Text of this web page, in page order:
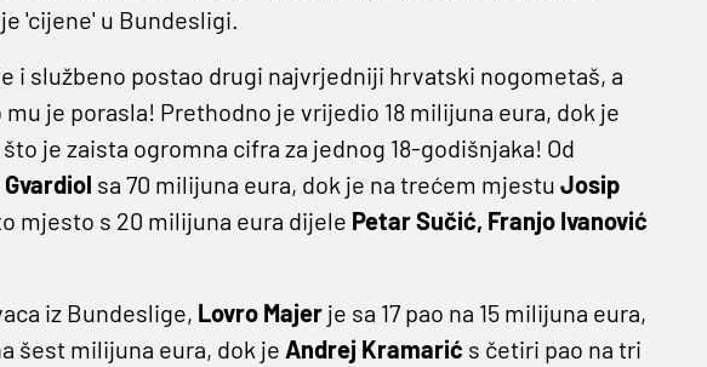
'cijene' u Bundesligi.
i službeno postao drugi najvrjedniji hrvatski nogometaš, a
je porasla! Prethodno je vrijedio 18 milijuna eura, dok je
je zaista ogromna cifra za jednog 18-godišnjaka! Od
sa 70 milijuna eura, dok je na trećem mjestu Josip
mjesto s 20 milijuna eura dijele Petar Sučić, Franjo Ivanović
iz Bundeslige, Lovro Majerje sa 17 pao na 15 milijuna eura,
šest milijuna eura, dok je Andrej Kramarić s četiri pao na tri